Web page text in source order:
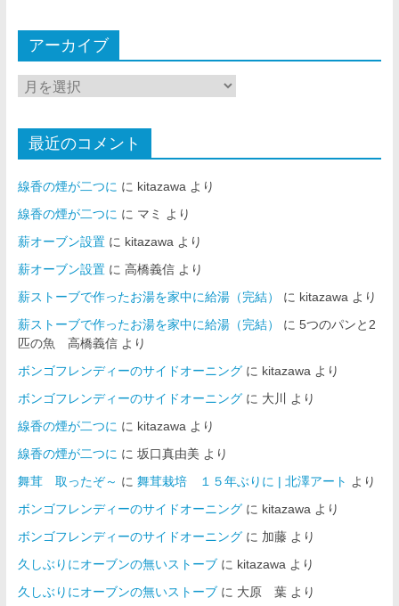
アーカイブ
最近のコメント
線香の煙が二つに に kitazawa より
線香の煙が二つに に マミ
より
薪オーブン設置に kitazawa より
薪オーブン設置に 高橋義信より
薪ストーブで作ったお湯を家中に給湯（完結）
に kitazawa より
薪ストーブで作ったお湯を家中に給湯（完結）
に 5つのパンと2
匹の魚 高橋義信より
ボンゴフレンディーのサイドオーニングに kitazawa より
ボンゴフレンディーのサイドオーニングに 大川
より
線香の煙が二つに に kitazawa より
線香の煙が二つに に 坂口真由美 より
舞茸 取ったぞ～ に 舞茸栽培 １５年ぶりに | 北澤アート より
ボンゴフレンディーのサイドオーニングに kitazawa より
ボンゴフレンディーのサイドオーニングに 加藤より
久しぶりにオーブンの無いストーブに kitazawa より
久しぶりにオーブンの無いストーブに 大原 葉より